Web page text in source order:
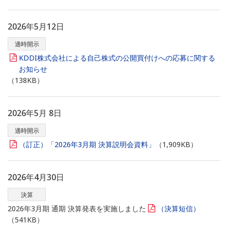
2026年5月12日
適時開示
KDDI株式会社による自己株式の公開買付けへの応募に関する
お知らせ
（138KB）
2026年5月 8日
適時開示
（訂正）「2026年3月期 決算説明会資料」 （1,909KB）
2026年4月30日
決算
2026年3月期 通期 決算発表を実施しました
（決算短信）
（541KB）